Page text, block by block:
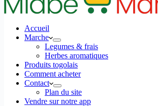
Accueil
Marche
Legumes & frais
Herbes aromatiques
Produits togolais
Comment acheter
Contact
Plan du site
Vendre sur notre app